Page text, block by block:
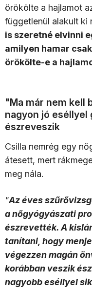
örökölte a hajlamot
függetlenül alakult ki
is szeretné elvinni
amilyen hamar
örökölte-e a
"Ma már nem kell
nagyon jó eséllyel
észreveszik
Csilla nemrég egy
átesett, mert
meg nála.
"Az éves
a nőgyógyászati
észrevették. A
tanítani, hogy
végezzen magán
korábban veszik
nagyobb eséllyel